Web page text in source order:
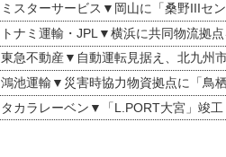
ミスターサービス▼岡山に「桑野IIIセ
トナミ運輸・JPL▼横浜に共同物流拠
東急不動産▼自動運転見据え、北九州
鴻池運輸▼災害時協力物資拠点に「鳥
タカラレーベン▼「L.PORT大宮」竣工